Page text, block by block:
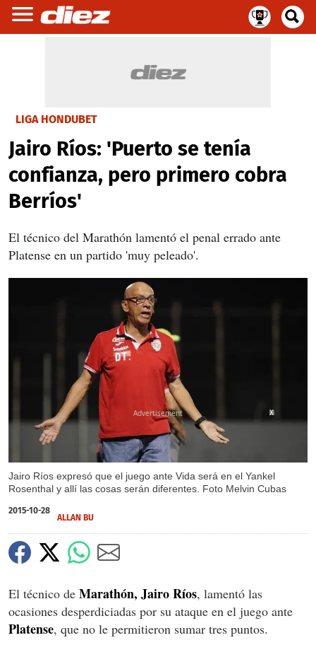
LIGA HONDUBET
Jairo Ríos: 'Puerto se tenía
confianza, pero primero cobra
Berríos'
El técnico del Marathón lamentó el penal errado ante
Platense en un partido 'muy peleado'.
Jairo Ríos expresó que el juego ante Vida será en el Yankel
Rosenthal y allí las cosas serán diferentes. Foto Melvin Cubas
X
2015-10-28
ALLAN BU
El técnico de Marathón, Jairo Ríos, lamentó las
ocasiones desperdiciadas por su ataque en el juego ante
Platense, que no le permitieron sumar tres puntos.